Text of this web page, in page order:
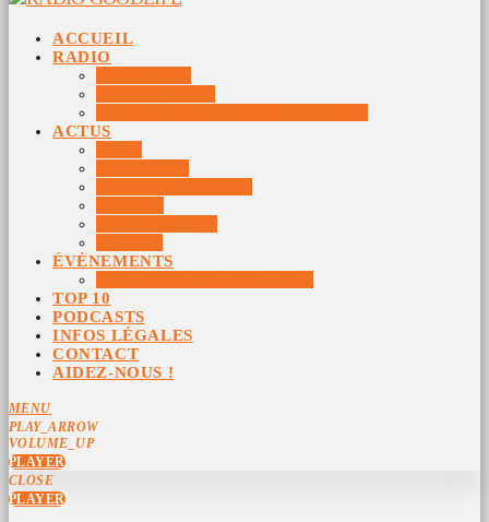
ACCUEIL
RADIO
ACTUS
ÉVÉNEMENTS
TOP 10
PODCASTS
INFOS LÉGALES
CONTACT
AIDEZ-NOUS !
MENU
PLAY_ARROW
VOLUME_UP
PLAYER
CLOSE
PLAYER